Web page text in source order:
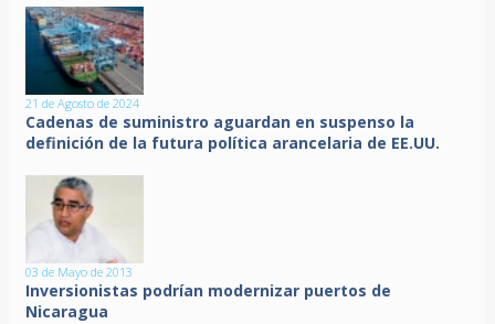
21 de Agosto de 2024
Cadenas de suministro aguardan en suspenso la
definición de la futura política arancelaria de EE.UU.
03 de Mayo de 2013
Inversionistas podrían modernizar puertos de
Nicaragua